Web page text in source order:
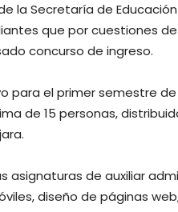
la Secretaría de
que por cuestiones
concurso de ingreso.
el primer semestre de
de 15 personas,
asignaturas de auxiliar
diseño de páginas